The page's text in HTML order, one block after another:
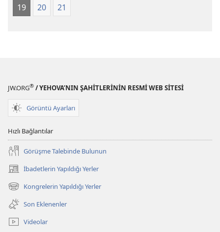
19
20 21
JW.ORG® / YEHOVA’NIN ŞAHİTLERİNİN RESMİ WEB SİTESİ
Görüntü Ayarları
Hızlı Bağlantılar
Görüşme Talebinde Bulunun
İbadetlerin Yapıldığı Yerler
(yeni
pencere
açar)
Kongrelerin Yapıldığı Yerler
(yeni
pencere
açar)
Son Eklenenler
Videolar